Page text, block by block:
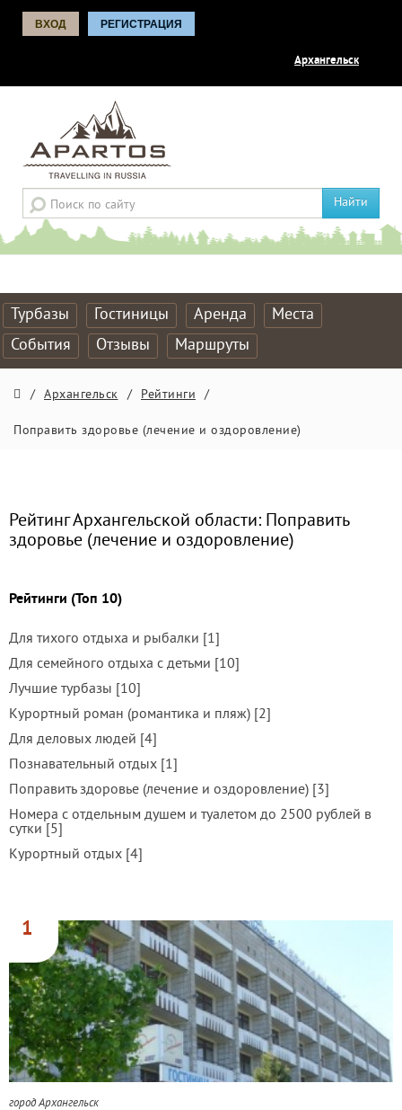
ВХОД РЕГИСТРАЦИЯ
Архангельск
Найти
Турбазы Гостиницы Аренда
Места
События
Отзывы Маршруты
/ Архангельск / Рейтинги /
Поправить здоровье (лечение и оздоровление)
Рейтинг Архангельской области: Поправить
здоровье (лечение и оздоровление)
Рейтинги (Топ 10)
Для тихого отдыха и рыбалки [1]
Для семейного отдыха с детьми [10]
Лучшие турбазы [10]
Курортный роман (романтика и пляж) [2]
Для деловых людей [4]
Познавательный отдых [1]
Поправить здоровье (лечение и оздоровление) [3]
Номера с отдельным душем и туалетом до 2500 рублей в
сутки [5]
Курортный отдых [4]
1
город Архангельск